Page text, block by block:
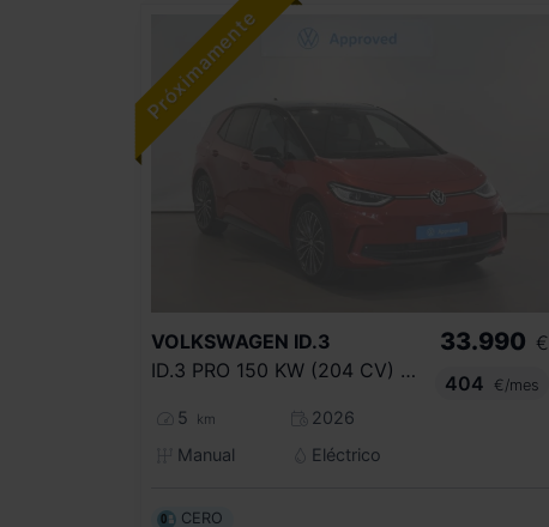
VOLKSWAGEN ID.3
ID.3 PRO 150 KW (204 CV) 59 KWH AUTOMÁTICO 1 VEL.
5 km
2026
Manual
Eléctrico
33.990 €
404
€/mes
CERO